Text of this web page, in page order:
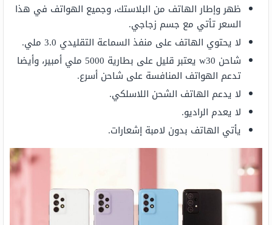
ظهر وإطار الهاتف من البلاستك، وجميع الهواتف في هذا
السعر تأتي مع جسم زجاجي.
لا يحتوي الهاتف على منفذ السماعة التقليدي 3.0 ملي.
شاحن w30 يعتبر قليل على بطارية 5000 ملي أمبير، وأيضا
تدعم الهواتف المنافسة على شاحن أسرع.
لا يدعم الهاتف الشحن اللاسلكي.
لا يعدم الراديو.
يأتي الهاتف بدون لامبة إشعارات.